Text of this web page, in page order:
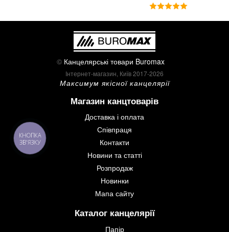
© Канцелярські товари Buromax
Інтернет-магазин, Київ 2017-2026
Максимум якісної канцелярії
Магазин канцтоварів
Доставка і оплата
Співпраця
Контакти
Новини та статті
Розпродаж
Новинки
Мапа сайту
Каталог канцелярії
Папір
КНОПКА
ЗВ'ЯЗКУ